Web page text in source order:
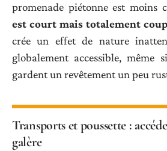
promenade piétonne est moins
est court mais totalement
crée un effet de nature
globalement accessible, même
gardent un revêtement un peu
Transports et poussette :
galère